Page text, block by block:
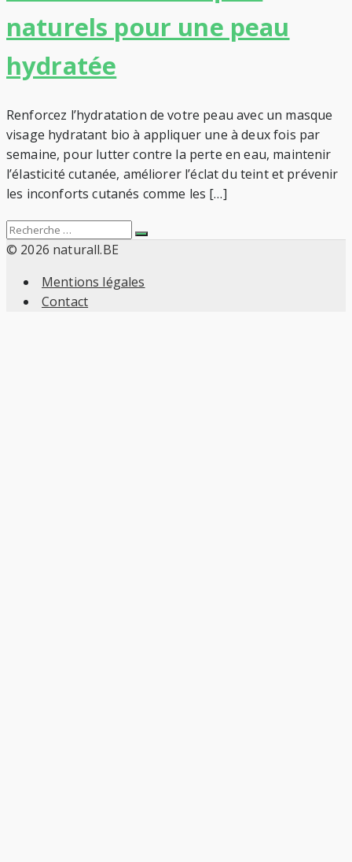
naturels pour une peau
hydratée
Renforcez l’hydratation de votre peau avec un masque
visage hydratant bio à appliquer une à deux fois par
semaine, pour lutter contre la perte en eau, maintenir
l’élasticité cutanée, améliorer l’éclat du teint et prévenir
les inconforts cutanés comme les […]
Search
for:
Recherche
© 2026 naturall.BE
Mentions légales
Contact